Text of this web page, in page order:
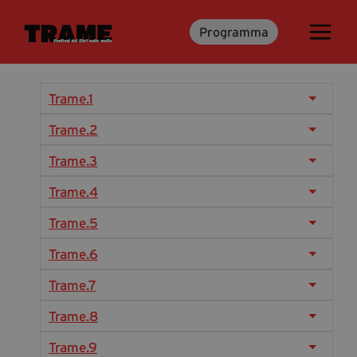
Programma
Trame.15
Ospiti
Media & Press
Cartella Stampa
Rassegna Stampa
Partecipa
Trame.1
Trame.2
Trame.3
Trame.4
Trame.5
Trame.6
Trame.7
Trame.8
Trame.9